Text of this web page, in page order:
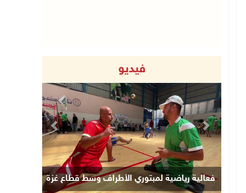
فيديو
فعالية رياضية لمبتوري الأطراف وسط قطاع غزة
Previous Next